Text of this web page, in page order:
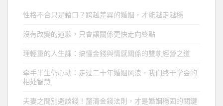
性格不合只是藉口？跨越差異的婚姻，才能越走越穩
沒有改變的道歉，只會讓關係更快走向終點
理輕重的人生課：搞懂金錢與情感關係的雙軌經營之道
牵手半生仍心动：走过二十年婚姻风浪，我们终于学会的
相处智慧
夫妻之間別避談錢！釐清金錢法則，才是婚姻穩固的關鍵